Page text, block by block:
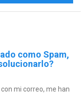
como Spam,
mi correo, me han